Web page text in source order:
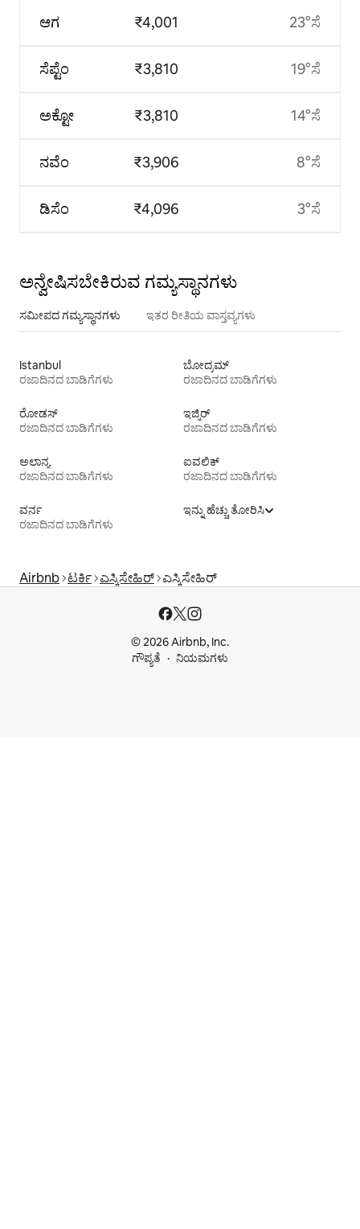
ಆಗ
ಸೆಪ್ಟೆಂ
ಅಕ್ಟೋ
ನವೆಂ
ಡಿಸೆಂ
₹4,001
₹3,810
₹3,810
₹3,906
₹4,096
23°ಸೆ
19°ಸೆ
14°ಸೆ
8°ಸೆ
3°ಸೆ
ಅನ್ವೇಷಿಸಬೇಕಿರುವ ಗಮ್ಯಸ್ಥಾನಗಳು
ಸಮೀಪದ ಗಮ್ಯಸ್ಥಾನಗಳು ಇತರ ರೀತಿಯ ವಾಸ್ತವ್ಯಗಳು
Istanbul
ರಜಾದಿನದ ಬಾಡಿಗೆಗಳು
ಬೋದ್ರಮ್
ರಜಾದಿನದ ಬಾಡಿಗೆಗಳು
ರೋಡಸ್
ರಜಾದಿನದ ಬಾಡಿಗೆಗಳು
ಇಜ್ಮಿರ್
ರಜಾದಿನದ ಬಾಡಿಗೆಗಳು
ಅಲಾನ್ಯ
ರಜಾದಿನದ ಬಾಡಿಗೆಗಳು
ಐವಲಿಕ್
ರಜಾದಿನದ ಬಾಡಿಗೆಗಳು
ವರ್ನ
ರಜಾದಿನದ ಬಾಡಿಗೆಗಳು
ಇನ್ನು ಹೆಚ್ಚು ತೋರಿಸಿ
Airbnb ಟರ್ಕಿ ಎಸ್ಕಿಸೇಹಿರ್ ಎಸ್ಕಿಸೇಹಿರ್
© 2026 Airbnb, Inc.
ಗೌಪ್ಯತೆ
ನಿಯಮಗಳು